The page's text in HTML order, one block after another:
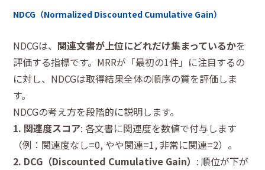
NDCG（Normalized Discounted Cumulative Gain）
NDCGは、 関連文書が上位にどれだけ集まっているかを
評価する指標です。MRRが「最初の1件」に注目するの
に対し、NDCGは取得結果全体の順序の質を評価しま
す。
NDCGの考え方を段階的に説明します。
1. 関連度スコア: 各文書に関連度を数値で付与します
（例：関連度なし=0, やや関連=1, 非常に関連=2）。
2. DCG（Discounted Cumulative Gain） : 順位が下が